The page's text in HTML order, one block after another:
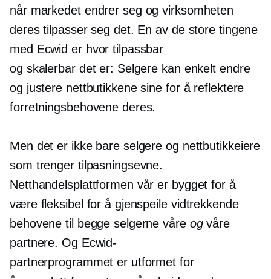
når markedet endrer seg og virksomheten
deres tilpasser seg det. En av de store tingene
med Ecwid er hvor tilpassbar
og skalerbar det er: Selgere kan enkelt endre
og justere nettbutikkene sine for å reflektere
forretningsbehovene deres.
Men det er ikke bare selgere og nettbutikkeiere
som trenger tilpasningsevne.
Netthandelsplattformen vår er bygget for å
være fleksibel for å gjenspeile vidtrekkende
behovene til begge selgerne våre ogvåre
partnere. Og Ecwid-
partnerprogrammet er utformet for